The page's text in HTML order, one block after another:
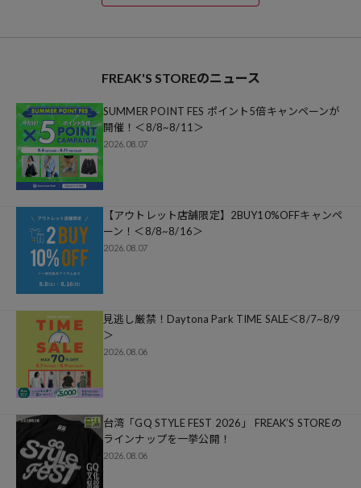
FREAK'S STOREのニュース
SUMMER POINT FES ポイント5倍キャンペーンが
開催！＜8/8~8/11＞
2026.08.07
【アウトレット店舗限定】2BUY10%OFFキャンペ
ーン！＜8/8~8/16＞
2026.08.07
見逃し厳禁！Daytona Park TIME SALE＜8/7~8/9
＞
2026.08.06
台湾「GQ STYLE FEST 2026」 FREAK’S STOREの
ラインナップを一挙公開！
2026.08.06